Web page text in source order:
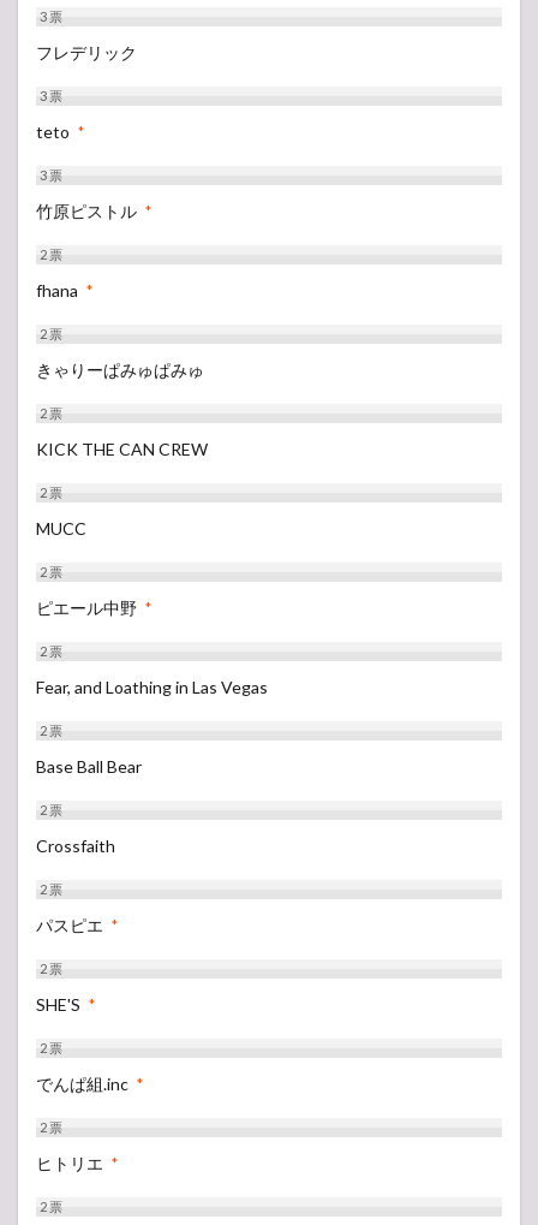
3票
フレデリック
3票
teto *
3票
竹原ピストル *
2票
fhana *
2票
きゃりーぱみゅぱみゅ
2票
KICK THE CAN CREW
2票
MUCC
2票
ピエール中野 *
2票
Fear, and Loathing in Las Vegas
2票
Base Ball Bear
2票
Crossfaith
2票
パスピエ *
2票
SHE'S *
2票
でんぱ組.inc *
2票
ヒトリエ *
2票